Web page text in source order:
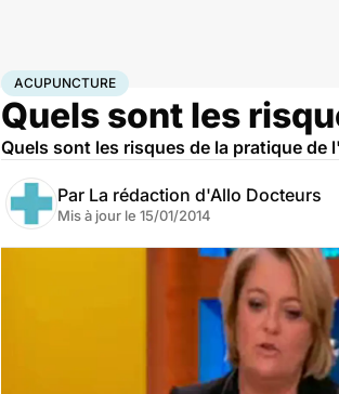
AccueilSantéAcupuncture
ACUPUNCTURE
Quels sont les
Quels sont les risques de la pratique de
Par La rédaction d'Allo Docteurs
Mis à jour le 15/01/2014